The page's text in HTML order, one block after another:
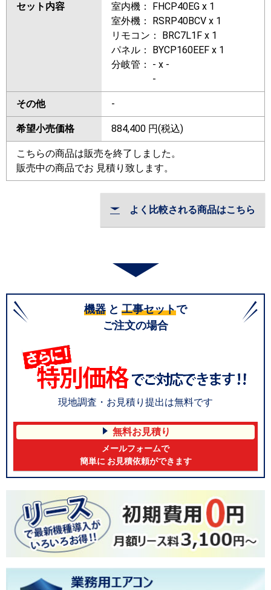
セット内容
室内機： FHCP40EG x 1
室外機： RSRP40BCV x 1
リモコン： BRC7L1F x 1
パネル： BYCP160EEF x 1
分岐管： - x -
-
その他 -
希望小売価格 884,400 円(税込)
こちらの商品は販売を終了しました。
販売中の商品でお 見積り致します。
よく比較される商品はこちら
機器 と 工事セットで
ご注文の場合
現地調査・お見積り提出は無料です
無料お見積り
メールフォームで
簡単に お見積依頼ができます